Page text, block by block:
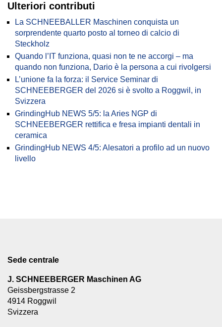
Ulteriori contributi
La SCHNEEBALLER Maschinen conquista un
sorprendente quarto posto al torneo di calcio di
Steckholz
Quando l’IT funziona, quasi non te ne accorgi – ma
quando non funziona, Dario è la persona a cui rivolgersi
L’unione fa la forza: il Service Seminar di
SCHNEEBERGER del 2026 si è svolto a Roggwil, in
Svizzera
GrindingHub NEWS 5/5: la Aries NGP di
SCHNEEBERGER rettifica e fresa impianti dentali in
ceramica
GrindingHub NEWS 4/5: Alesatori a profilo ad un nuovo
livello
Sede centrale
J. SCHNEEBERGER Maschinen AG
Geissbergstrasse 2
4914 Roggwil
Svizzera